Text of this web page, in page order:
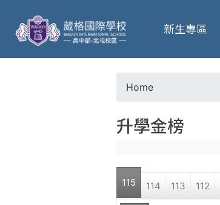
葳
格
o
u
a
Home
升學金榜
115 114 113 112
新生專區